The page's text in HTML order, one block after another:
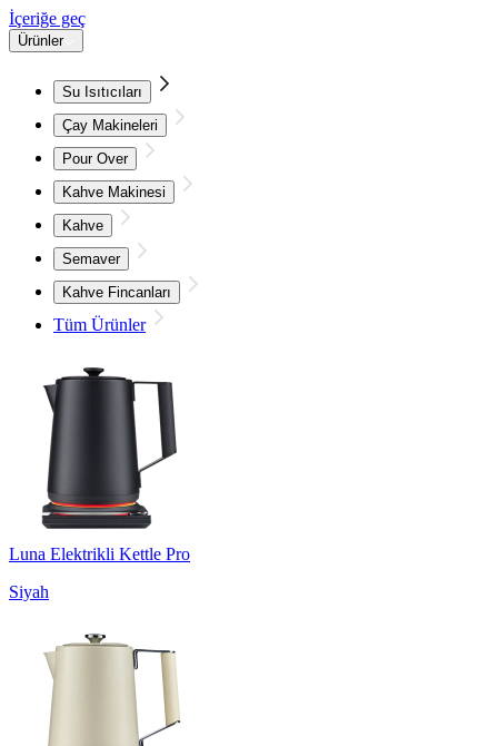
İçeriğe geç
Ürünler
Su Isıtıcıları
Çay Makineleri
Pour Over
Kahve Makinesi
Kahve
Semaver
Kahve Fincanları
Tüm Ürünler
Luna Elektrikli Kettle Pro
Siyah